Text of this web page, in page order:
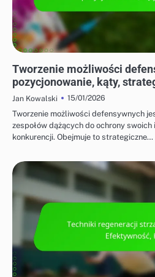
Tworzenie możliwości
pozycjonowanie, kąty,
Jan Kowalski
15/01/2026
Tworzenie możliwości defensywnych
zespołów dążących do ochrony
konkurencji. Obejmuje to strategiczne…